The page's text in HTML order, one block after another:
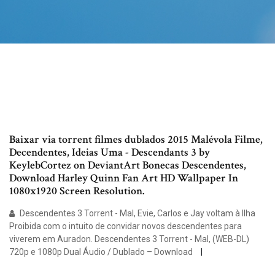
Baixar via torrent filmes dublados 2015 Malévola Filme,
Decendentes, Ideias Uma - Descendants 3 by
KeylebCortez on DeviantArt Bonecas Descendentes,
Download Harley Quinn Fan Art HD Wallpaper In
1080x1920 Screen Resolution.
Descendentes 3 Torrent - Mal, Evie, Carlos e Jay voltam à Ilha
Proibida com o intuito de convidar novos descendentes para
viverem em Auradon. Descendentes 3 Torrent - Mal, (WEB-DL)
720p e 1080p Dual Áudio / Dublado – Download